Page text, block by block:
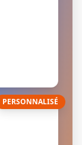
PERSONNALISÉ